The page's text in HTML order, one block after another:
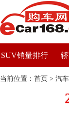
SUV销量排行
当前位置： 首页 > 汽